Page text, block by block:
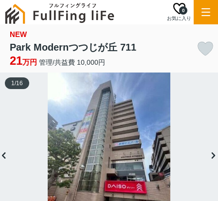
お気に入り
0
NEW
Park Modernつつじが丘 711
21万円 管理/共益費 10,000円
1/16